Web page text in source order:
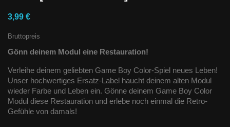
3,99 €
Bruttopreis
Gönn deinem Modul eine Restauration!
Verleihe deinem geliebten Game Boy Color-Spiel neues Leben!
Unser hochwertiges Ersatz-Label haucht deinem alten Modul
wieder Farbe und Leben ein. Gönne deinem Game Boy Color
Modul diese Restauration und erlebe noch einmal die Retro-
Gefühle von damals!